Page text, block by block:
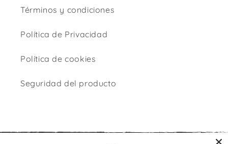
Términos y condiciones
Política de Privacidad
Política de cookies
Seguridad del producto